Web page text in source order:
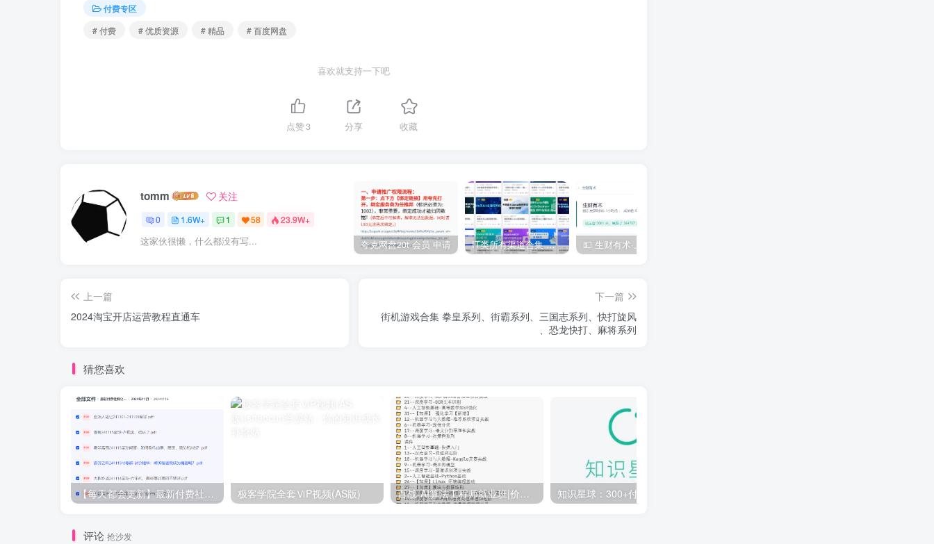
付费专区
# 付费
# 优质资源 # 精品 # 百度网盘
喜欢就支持一下吧
点赞3 分享 收藏
tomm 关注
0 1.6W+ 1 58 23.9W+
这家伙很懒，什么都没有写... 夸克网盘20t 会员 申请 IT类所有渠道合集 持续日更，目前近四千多条资源 年费用户微信私信获取权限
上一篇
2024淘宝开店运营教程直通车
下一篇
街机游戏合集 拳皇系列、街霸系列、三国志系列、快打旋风
、恐龙快打、麻将系列
猜您喜欢
【每天都会更新】最新付费社群公众号文章 极客学院全套ⅥP视频(AS版) 百战-AI算法工程师就业班|价值18980元|冲击百万年薪|完结无秘
评论 抢沙发